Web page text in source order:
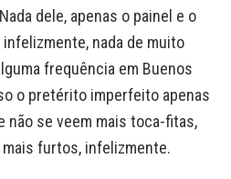
dele, apenas o painel e o
nada de muito
frequência em Buenos
o pretérito imperfeito apenas
não se veem mais toca-fitas,
furtos, infelizmente.